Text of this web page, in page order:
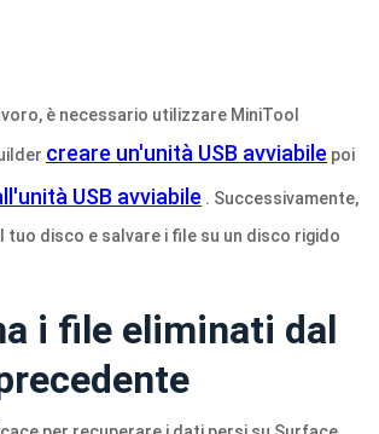
è necessario utilizzare MiniTool
creare un'unità USB avviabile poi
USB avviabile . Successivamente,
tuo disco e salvare i file su un disco rigido
i file eliminati dal